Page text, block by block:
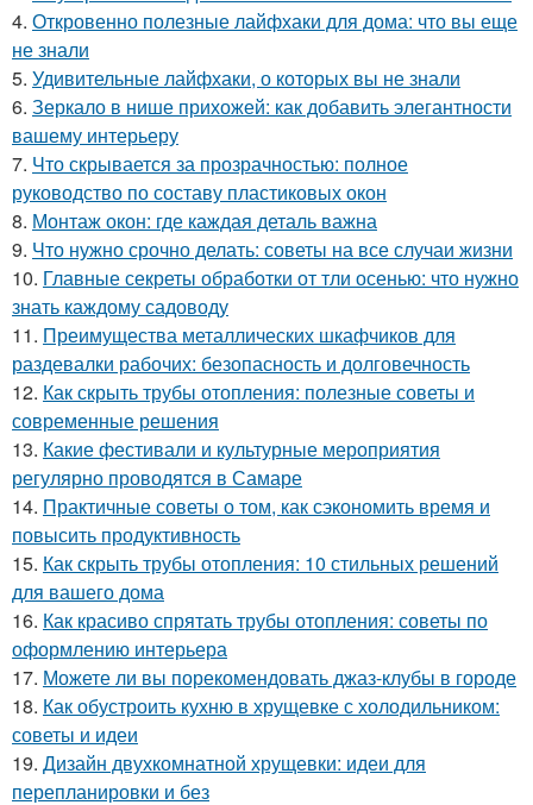
4. Откровенно полезные лайфхаки для дома: что вы еще
не знали
5. Удивительные лайфхаки, о которых вы не знали
6. Зеркало в нише прихожей: как добавить элегантности
вашему интерьеру
7. Что скрывается за прозрачностью: полное
руководство по составу пластиковых окон
8. Монтаж окон: где каждая деталь важна
9. Что нужно срочно делать: советы на все случаи жизни
10. Главные секреты обработки от тли осенью: что нужно
знать каждому садоводу
11. Преимущества металлических шкафчиков для
раздевалки рабочих: безопасность и долговечность
12. Как скрыть трубы отопления: полезные советы и
современные решения
13. Какие фестивали и культурные мероприятия
регулярно проводятся в Самаре
14. Практичные советы о том, как сэкономить время и
повысить продуктивность
15. Как скрыть трубы отопления: 10 стильных решений
для вашего дома
16. Как красиво спрятать трубы отопления: советы по
оформлению интерьера
17. Можете ли вы порекомендовать джаз-клубы в городе
18. Как обустроить кухню в хрущевке с холодильником:
советы и идеи
19. Дизайн двухкомнатной хрущевки: идеи для
перепланировки и без